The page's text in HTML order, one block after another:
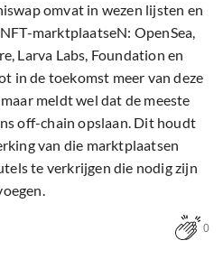
omvat in wezen lijsten en
marktplaatseN: OpenSea,
Larva Labs, Foundation en
in de toekomst meer van deze
meldt wel dat de meeste
off-chain opslaan. Dit houdt
van die marktplaatsen
te verkrijgen die nodig zijn
0